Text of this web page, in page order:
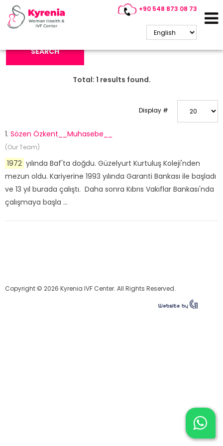
+90 548 873 08 73
Search Keyword:
SEARCH
Total: 1 results found.
Display #
1. Sözen Özkent__Muhasebe__
(Our Team)
1972 yılında Baf'ta doğdu. Güzelyurt Kurtuluş Koleji'nden
mezun oldu. Kariyerine 1993 yılında Garanti Bankası ile başladı
ve 13 yıl burada çalıştı. Daha sonra Kıbrıs Vakıflar Bankası'nda
çalışmaya başla ...
Copyright © 2026 Kyrenia IVF Center. All Rights Reserved.